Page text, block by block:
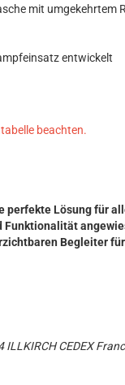
mit umgekehrtem
entwickelt
beachten.
perfekte Lösung für
Begleiter
CEDEX